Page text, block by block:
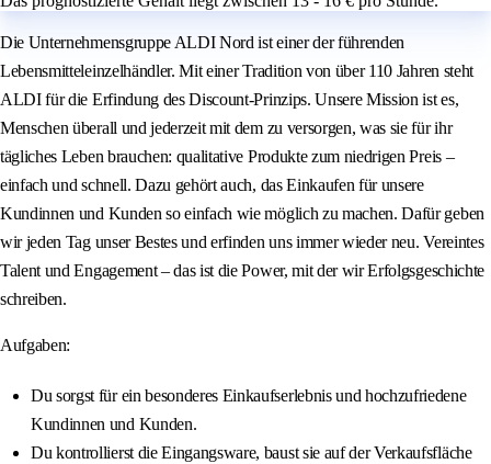
Die Unternehmensgruppe ALDI Nord ist einer der führenden
Lebensmitteleinzelhändler. Mit einer Tradition von über 110 Jahren steht
ALDI für die Erfindung des Discount-Prinzips. Unsere Mission ist es,
Menschen überall und jederzeit mit dem zu versorgen, was sie für ihr
tägliches Leben brauchen: qualitative Produkte zum niedrigen Preis –
einfach und schnell. Dazu gehört auch, das Einkaufen für unsere
Kundinnen und Kunden so einfach wie möglich zu machen. Dafür geben
wir jeden Tag unser Bestes und erfinden uns immer wieder neu. Vereintes
Talent und Engagement – das ist die Power, mit der wir Erfolgsgeschichte
schreiben.
Aufgaben:
Du sorgst für ein besonderes Einkaufserlebnis und hochzufriedene
Kundinnen und Kunden.
Du kontrollierst die Eingangsware, baust sie auf der Verkaufsfläche